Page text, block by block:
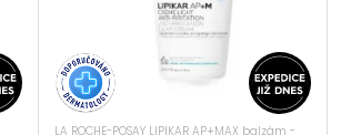
LA ROCHE-POSAY LIPIKAR AP+MAX balzám -